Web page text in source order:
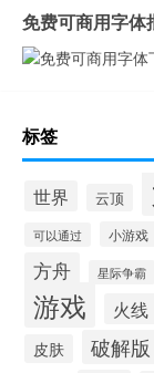
免费可商用字体
标签
世界 云顶
可以通过 小游戏
方舟 星际争霸
游戏 火线
皮肤 破解版